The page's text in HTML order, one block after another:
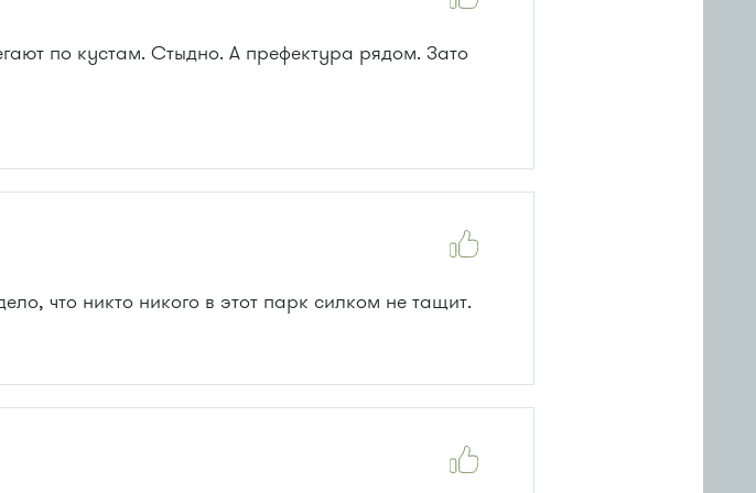
по кустам. Стыдно. А префектура рядом. Зато
что никто никого в этот парк силком не тащит.